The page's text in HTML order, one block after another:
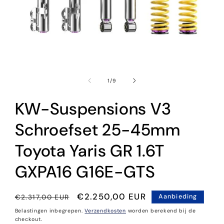
1/van
9
KW-Suspensions V3
Schroefset 25-45mm
Toyota Yaris GR 1.6T
GXPA16 G16E-GTS
Normale
prijs
€2.317,00 EUR Aanbiedingsprijs
€2.250,00 EUR Aanbieding
Belastingen inbegrepen.Verzendkosten worden berekend bij de
checkout.